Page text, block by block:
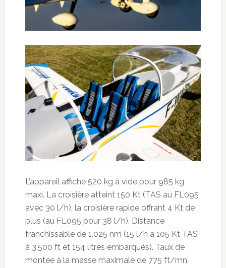
L’appareil affiche 520 kg à vide pour 985 kg
maxi. La croisière atteint 150 Kt (TAS au FL095
avec 30 l/h), la croisière rapide offrant 4 Kt de
plus (au FL095 pour 38 l/h). Distance
franchissable de 1.025 nm (15 l/h à 105 Kt TAS
à 3.500 ft et 154 litres embarqués). Taux de
montée à la masse maximale de 775 ft/mn.